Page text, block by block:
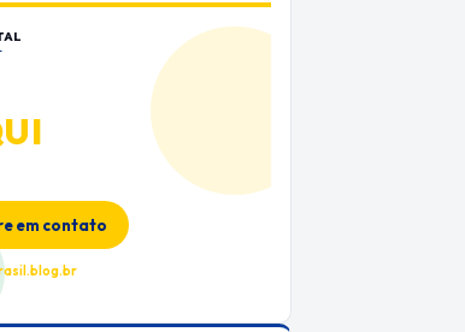
premium para sua marca
em contato